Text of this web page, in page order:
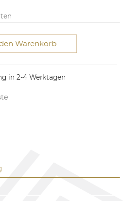
in 2-4 Werktagen
Warenkorb